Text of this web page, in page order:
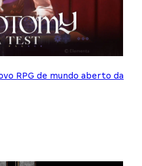
RPG de mundo aberto da